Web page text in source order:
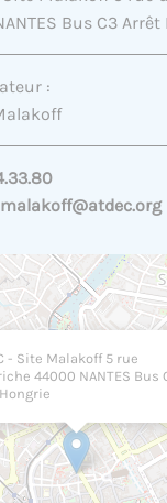
Bus C3
:
- Site Malakoff 5 rue
44000 NANTES Bus